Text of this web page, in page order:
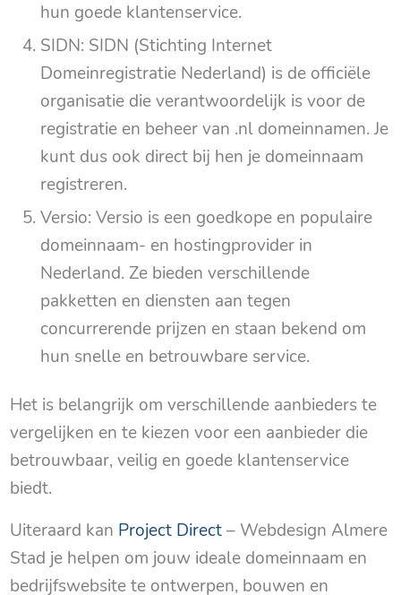
hun goede klantenservice.
SIDN: SIDN (Stichting Internet
Domeinregistratie Nederland) is de officiële
organisatie die verantwoordelijk is voor de
registratie en beheer van .nl domeinnamen. Je
kunt dus ook direct bij hen je domeinnaam
registreren.
Versio: Versio is een goedkope en populaire
domeinnaam- en hostingprovider in
Nederland. Ze bieden verschillende
pakketten en diensten aan tegen
concurrerende prijzen en staan bekend om
hun snelle en betrouwbare service.
Het is belangrijk om verschillende aanbieders te
vergelijken en te kiezen voor een aanbieder die
betrouwbaar, veilig en goede klantenservice
biedt.
Uiteraard kan Project Direct– Webdesign Almere
Stad je helpen om jouw ideale domeinnaam en
bedrijfswebsite te ontwerpen, bouwen en